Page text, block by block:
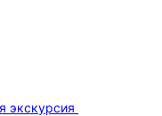
экскурсия